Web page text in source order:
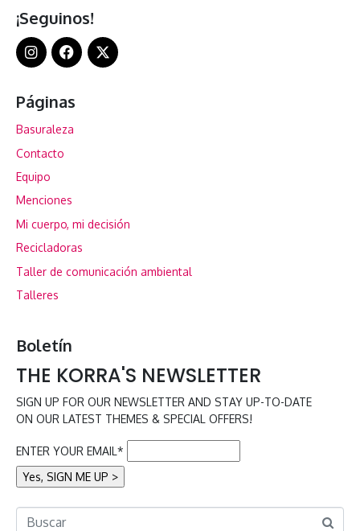
¡Seguinos!
Páginas
Basuraleza
Contacto
Equipo
Menciones
Mi cuerpo, mi decisión
Recicladoras
Taller de comunicación ambiental
Talleres
Boletín
THE KORRA'S NEWSLETTER
SIGN UP FOR OUR NEWSLETTER AND STAY UP-TO-DATE
ON OUR LATEST THEMES & SPECIAL OFFERS!
ENTER YOUR EMAIL*